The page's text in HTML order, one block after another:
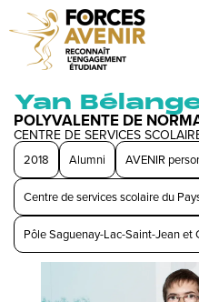
Yan
POLYVALENTE DE
CENTRE DE SERVICES
2018 Alumni AVENIR
Centre de services scolaire du
Pôle Saguenay-Lac-Saint-Jean et